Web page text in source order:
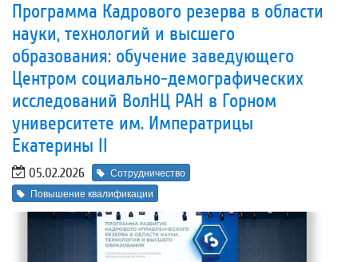
Программа Кадрового резерва в области
науки, технологий и высшего
образования: обучение заведующего
Центром социально-демографических
исследований ВолНЦ РАН в Горном
университете им. Императрицы
Екатерины II
05.02.2026
Сотрудничество
Повышение квалификации